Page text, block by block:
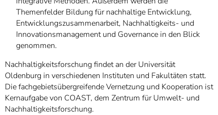
Themenfelder Bildung für nachhaltige Entwicklung,
Entwicklungszusammenarbeit, Nachhaltigkeits- und
Innovationsmanagement und Governance in den Blick
genommen.
Nachhaltigkeitsforschung findet an der Universität
Oldenburg in verschiedenen Instituten und Fakultäten statt.
Die fachgebietsübergreifende Vernetzung und Kooperation ist
Kernaufgabe von COAST, dem Zentrum für Umwelt- und
Nachhaltigkeitsforschung.